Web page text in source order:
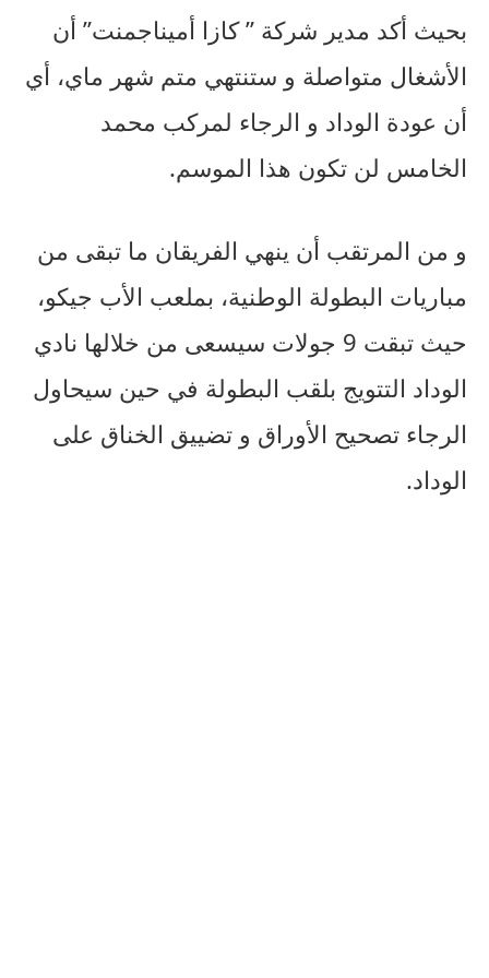
بحيث أكد مدير شركة ” كازا أميناجمنت” أن
الأشغال متواصلة و ستنتهي متم شهر ماي، أي
أن عودة الوداد و الرجاء لمركب محمد
الخامس لن تكون هذا الموسم.
و من المرتقب أن ينهي الفريقان ما تبقى من
مباريات البطولة الوطنية، بملعب الأب جيكو،
حيث تبقت 9 جولات سيسعى من خلالها نادي
الوداد التتويج بلقب البطولة في حين سيحاول
الرجاء تصحيح الأوراق و تضييق الخناق على
الوداد.